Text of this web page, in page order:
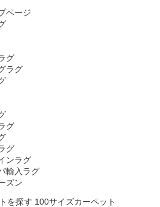
ページ
グ
ラグ
グ
グ
ンラグ
輸入ラグ
ズン
100サイズカーペット